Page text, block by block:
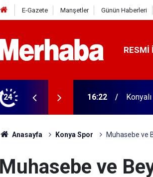
E-Gazete Manşetler Günün Haberleri
RESMI
24 beygir motoru var 16:04
Anasayfa Konya Spor Muhasebe ve
Muhasebe ve